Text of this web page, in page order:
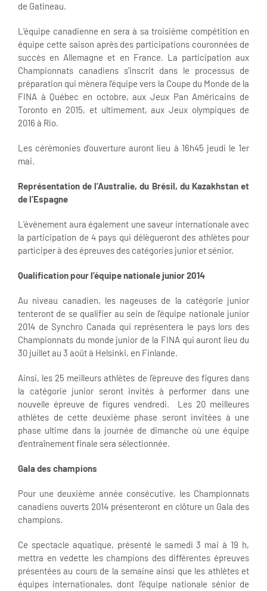
de Gatineau.
L’équipe canadienne en sera à sa troisième compétition en
équipe cette saison après des participations couronnées de
succès en Allemagne et en France. La participation aux
Championnats canadiens s’inscrit dans le processus de
préparation qui mènera l’équipe vers la Coupe du Monde de la
FINA à Québec en octobre, aux Jeux Pan Américains de
Toronto en 2015, et ultimement, aux Jeux olympiques de
2016 à Rio.
Les cérémonies d’ouverture auront lieu à 16h45 jeudi le 1er
mai.
Représentation de l’Australie, du Brésil, du Kazakhstan et
de l’Espagne
L’évènement aura également une saveur internationale avec
la participation de 4 pays qui délègueront des athlètes pour
participer à des épreuves des catégories junior et sénior.
Qualification pour l’équipe nationale junior 2014
Au niveau canadien, les nageuses de la catégorie junior
tenteront de se qualifier au sein de l’équipe nationale junior
2014 de Synchro Canada qui représentera le pays lors des
Championnats du monde junior de la FINA qui auront lieu du
30 juillet au 3 août à Helsinki, en Finlande.
Ainsi, les 25 meilleurs athlètes de l’épreuve des figures dans
la catégorie junior seront invités à performer dans une
nouvelle épreuve de figures vendredi. Les 20 meilleures
athlètes de cette deuxième phase seront invitées à une
phase ultime dans la journée de dimanche où une équipe
d’entraînement finale sera sélectionnée.
Gala des champions
Pour une deuxième année consécutive, les Championnats
canadiens ouverts 2014 présenteront en clôture un Gala des
champions.
Ce spectacle aquatique, présenté le samedi 3 mai à 19 h,
mettra en vedette les champions des différentes épreuves
présentées au cours de la semaine ainsi que les athlètes et
équipes internationales, dont l’équipe nationale sénior de